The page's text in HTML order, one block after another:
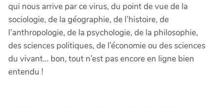
qui nous arrive par ce virus, du point de vue de la
sociologie, de la géographie, de l’histoire, de
l’anthropologie, de la psychologie, de la philosophie,
des sciences politiques, de l’économie ou des sciences
du vivant… bon, tout n’est pas encore en ligne bien
entendu !